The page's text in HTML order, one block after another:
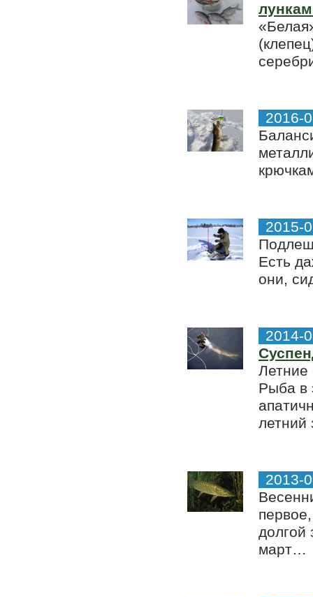
2016-
2015-
Есть
они,
2014-
Летние
Рыба в
летний
2013-
долгой
март…